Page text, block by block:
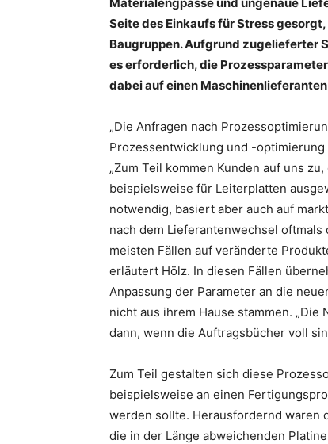
Seite des Einkaufs für Stress
Baugruppen. Aufgrund zugelieferter
es erforderlich, die
dabei auf einen
„Die Anfragen nach
Prozessentwicklung und -
„Zum Teil kommen Kunden auf uns
beispielsweise für Leiterplatten
notwendig, basiert aber auch auf
nach dem Lieferantenwechsel
meisten Fällen auf veränderte
erläutert Hölz. In diesen Fällen
Anpassung der Parameter an die
nicht aus ihrem Hause stammen.
dann, wenn die Auftragsbücher voll
Zum Teil gestalten sich diese
beispielsweise an einen
werden sollte. Herausfordernd waren
die in der Länge abweichenden